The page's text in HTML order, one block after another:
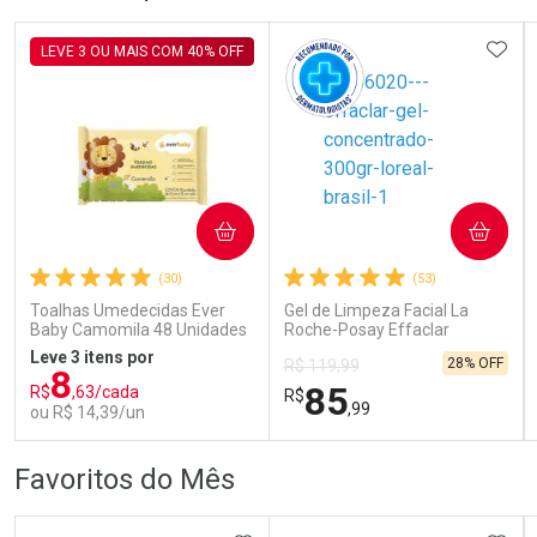
Laboratório
Comprar sem Desconto
Por R$ 69,99/cada
Por Menos
Comprar sem Desconto
Por R$ 69,99/cada
Comprar sem Desconto
Por R$ 79,19/cada
Por Menos
Comprar sem Desconto
Por R$ 79,19/cada
(30)
Toalhas Umedecidas Ever
Baby Camomila 48 Unidades
LEVE 3 OU MAIS COM 40% OFF
Leve 3 itens por
R$8,63/cada
ou R$ 14,39/un
COMPRAR
Por Menos
(53)
Gel de Limpeza Facial La
Roche-Posay Effaclar
R$ 119,99
R$85,99
28% OFF
COMPRAR
Por Menos
Favoritos do Mês